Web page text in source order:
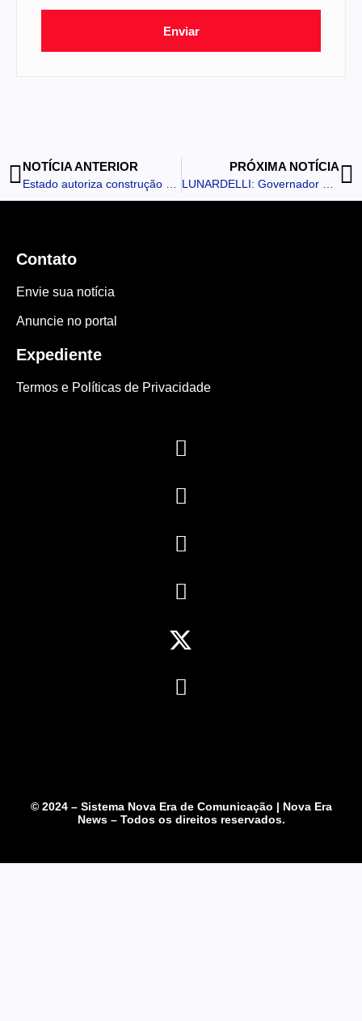
Enviar
NOTÍCIA ANTERIOR
Estado autoriza construção de ponte que encurta distância entre Jardim Alegre e Grandes Rios para 20 min
PRÓXIMA NOTÍCIA
LUNARDELLI: Governador destaca força do turismo religioso na Festa de Santa Rita de Cássia
Contato
Envie sua notícia
Anuncie no portal
Expediente
Termos e Políticas de Privacidade
© 2024 – Sistema Nova Era de Comunicação | Nova Era
News – Todos os direitos reservados.